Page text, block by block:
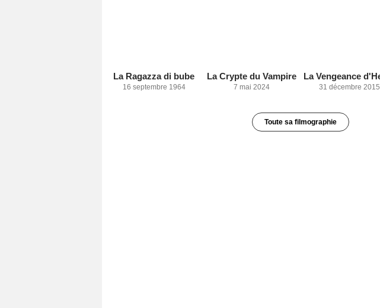
La Ragazza di bube
16 septembre 1964
La Crypte du Vampire
7 mai 2024 31 décembre 2015
Toute sa filmographie